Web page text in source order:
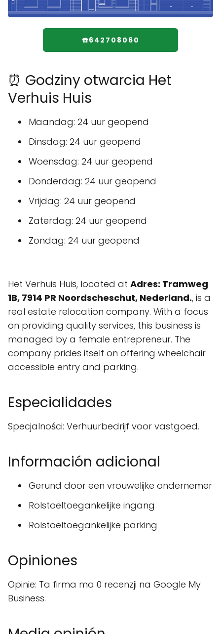
☎️642708060
⏰ Godziny otwarcia Het
Verhuis Huis
Maandag: 24 uur geopend
Dinsdag: 24 uur geopend
Woensdag: 24 uur geopend
Donderdag: 24 uur geopend
Vrijdag: 24 uur geopend
Zaterdag: 24 uur geopend
Zondag: 24 uur geopend
Het Verhuis Huis, located at Adres: Tramweg
1B, 7914 PR Noordscheschut, Nederland., is a
real estate relocation company. With a focus
on providing quality services, this business is
managed by a female entrepreneur. The
company prides itself on offering wheelchair
accessible entry and parking.
Especialidades
Specjalności: Verhuurbedrijf voor vastgoed.
Información adicional
Gerund door een vrouwelijke ondernemer
Rolstoeltoegankelijke ingang
Rolstoeltoegankelijke parking
Opiniones
Opinie: Ta firma ma 0 recenzji na Google My
Business.